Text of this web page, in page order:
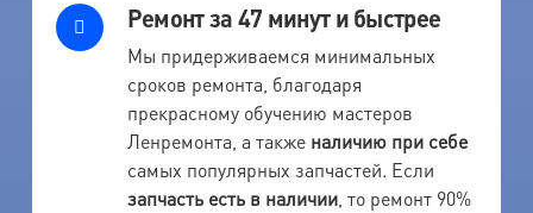
Ремонт за 47 минут и быстрее
Мы придерживаемся минимальных
сроков ремонта, благодаря
прекрасному обучению мастеров
Ленремонта, а также наличию при себе
самых популярных запчастей. Если
запчасть есть в наличии, то ремонт 90%